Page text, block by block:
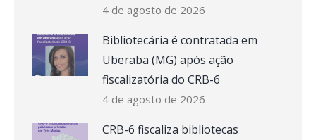
4 de agosto de 2026
Bibliotecária é contratada em
Uberaba (MG) após ação
fiscalizatória do CRB-6
4 de agosto de 2026
CRB-6 fiscaliza bibliotecas